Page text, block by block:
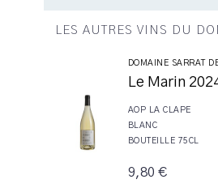
LES AUTRES VINS DU
DOMAINE SARRAT
Le Marin
AOP LA CLAPE
BLANC
BOUTEILLE 75CL
9,80 €